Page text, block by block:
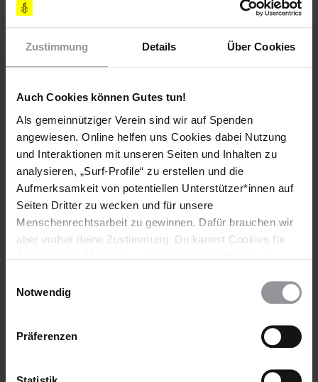
Zustimmung Details Über Cookies
Auch Cookies können Gutes tun!
Als gemeinnütziger Verein sind wir auf Spenden
angewiesen. Online helfen uns Cookies dabei Nutzung
und Interaktionen mit unseren Seiten und Inhalten zu
analysieren, „Surf-Profile“ zu erstellen und die
Aufmerksamkeit von potentiellen Unterstützer*innen auf
Seiten Dritter zu wecken und für unsere
Menschenrechtsarbeit zu gewinnen. Dafür brauchen wir
aber vorher deine Zustimmung. Du kannst Cookies für
wieder ändern. Diesen Banner kannst Du über den Link
Notwendig
Präferenzen
Teile diesen Beitrag
Bleib informiert
Header
Text
Abonniere den Amnesty-Newsletter und mach dich
für die Menschenrechte stark!
Vorname
E-
Ich habe die